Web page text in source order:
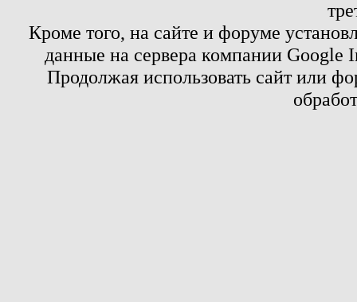
Кроме того, на сайте и форуме
данные на сервера компании
Продолжая использовать сайт или